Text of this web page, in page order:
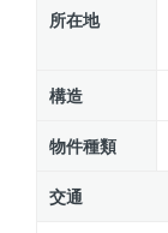
所在地
構造
物件種類
交通